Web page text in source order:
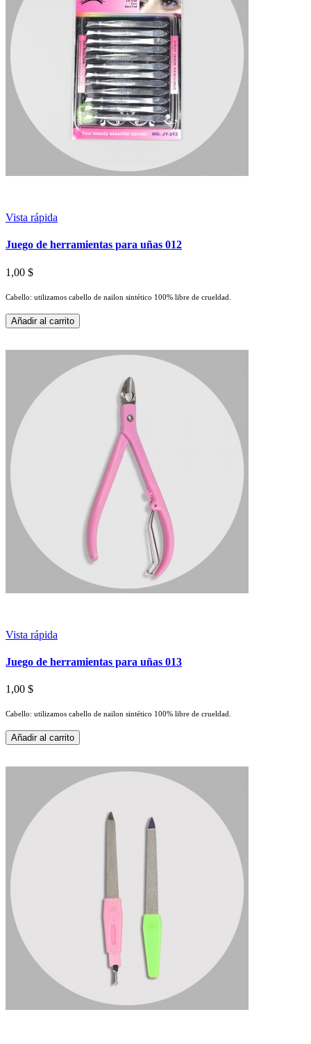
Vista rápida
Juego de herramientas para uñas 012
1,00 $
Cabello: utilizamos cabello de nailon sintético 100% libre de crueldad.
Añadir al carrito
Vista rápida
Juego de herramientas para uñas 013
1,00 $
Cabello: utilizamos cabello de nailon sintético 100% libre de crueldad.
Añadir al carrito